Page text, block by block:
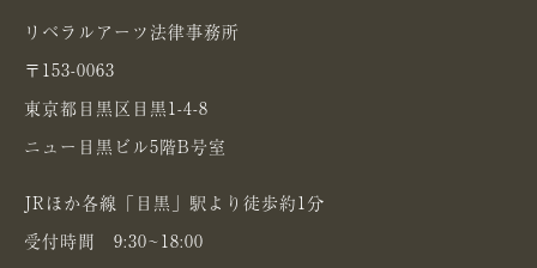
リベラルアーツ法律事務所
〒153-0063
東京都目黒区目黒1-4-8
ニュー目黒ビル5階B号室
JRほか各線「目黒」駅より徒歩約1分
受付時間 9:30~18:00